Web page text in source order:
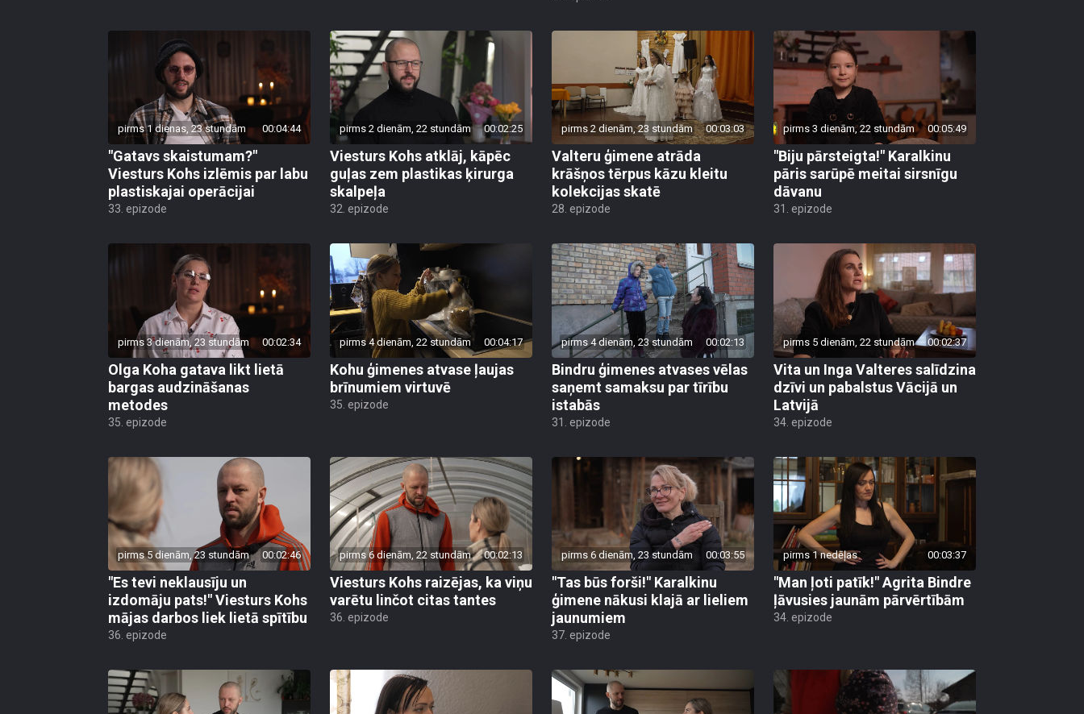
pirms 1 dienas, 23 stundām 00:04:44
"Gatavs skaistumam?"
Viesturs Kohs izlēmis par labu
plastiskajai operācijai
33. epizode
pirms 2 dienām, 22 stundām 00:02:25
Viesturs Kohs atklāj, kāpēc
guļas zem plastikas ķirurga
skalpeļa
32. epizode
pirms 2 dienām, 23 stundām 00:03:03
Valteru ģimene atrāda
krāšņos tērpus kāzu kleitu
kolekcijas skatē
28. epizode
pirms 3 dienām, 22 stundām 00:05:49
"Biju pārsteigta!" Karalkinu
pāris sarūpē meitai sirsnīgu
dāvanu
31. epizode
pirms 3 dienām, 23 stundām 00:02:34
Olga Koha gatava likt lietā
bargas audzināšanas
metodes
35. epizode
pirms 4 dienām, 22 stundām 00:04:17
Kohu ģimenes atvase ļaujas
brīnumiem virtuvē
35. epizode
pirms 4 dienām, 23 stundām 00:02:13
Bindru ģimenes atvases vēlas
saņemt samaksu par tīrību
istabās
31. epizode
pirms 5 dienām, 22 stundām 00:02:37
Vita un Inga Valteres salīdzina
dzīvi un pabalstus Vācijā un
Latvijā
34. epizode
pirms 5 dienām, 23 stundām 00:02:46
"Es tevi neklausīju un
izdomāju pats!" Viesturs Kohs
mājas darbos liek lietā spītību
36. epizode
pirms 6 dienām, 22 stundām 00:02:13
Viesturs Kohs raizējas, ka viņu
varētu linčot citas tantes
36. epizode
pirms 6 dienām, 23 stundām 00:03:55
"Tas būs forši!" Karalkinu
ģimene nākusi klajā ar lieliem
jaunumiem
37. epizode
pirms 1 nedēļas 00:03:37
"Man ļoti patīk!" Agrita Bindre
ļāvusies jaunām pārvērtībām
34. epizode